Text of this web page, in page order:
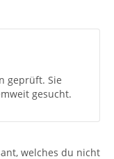
geprüft. Sie
gesucht.
welches du nicht